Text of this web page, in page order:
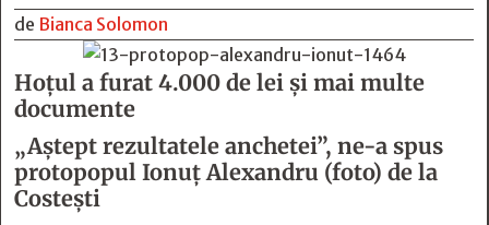
de Bianca Solomon
Hoțul a furat 4.000 de lei şi mai multe
documente
„Aștept rezultatele anchetei”, ne-a spus
protopopul Ionuț Alexandru (foto) de la
Costești